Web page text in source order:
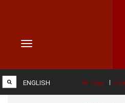
Toggle
پیوند ها ENGLISH